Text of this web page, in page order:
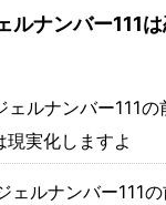
ルナンバー111
ェルナンバー111の
現実化しますよ
ェルナンバー111